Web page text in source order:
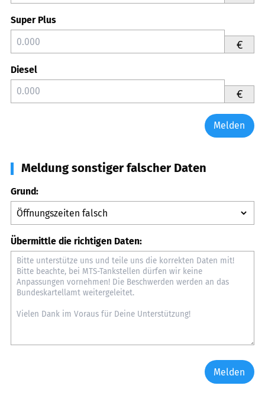
Super Plus
€
Diesel
€
Melden
Meldung sonstiger falscher Daten
Grund:
Übermittle die richtigen Daten:
Melden